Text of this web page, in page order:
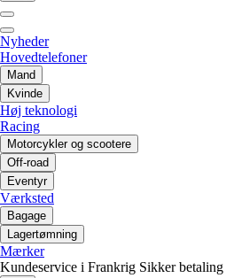
Nyheder
Hovedtelefoner
Mand
Kvinde
Høj teknologi
Racing
Motorcykler og scootere
Off-road
Eventyr
Værksted
Bagage
Lagertømning
Mærker
Kundeservice i Frankrig Sikker betaling